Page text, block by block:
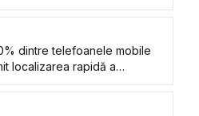
ofensivă – o rachetă de
dintre telefoanele mobile
localizarea rapidă a